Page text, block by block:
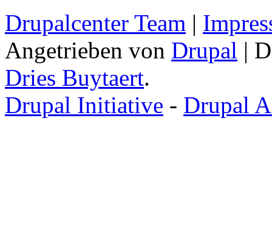
Drupalcenter Team |
Angetrieben von Drupal |
Dries Buytaert.
Drupal Initiative - Drupal